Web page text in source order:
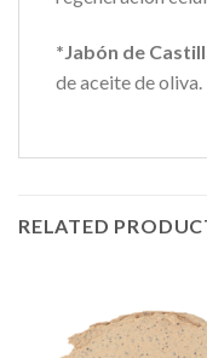
*Jabón de
de aceite de oliva.
RELATED